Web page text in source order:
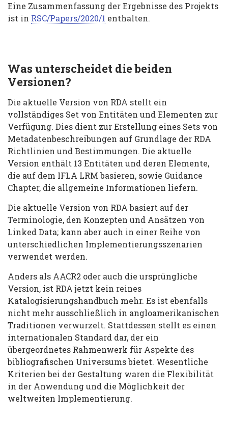
Eine Zusammenfassung der Ergebnisse des Projekts
ist in RSC/Papers/2020/1 enthalten.
Was unterscheidet die beiden
Versionen?
Die aktuelle Version von RDA stellt ein
vollständiges Set von Entitäten und Elementen zur
Verfügung. Dies dient zur Erstellung eines Sets von
Metadatenbeschreibungen auf Grundlage der RDA
Richtlinien und Bestimmungen. Die aktuelle
Version enthält 13 Entitäten und deren Elemente,
die auf dem IFLA LRM basieren, sowie Guidance
Chapter, die allgemeine Informationen liefern.
Die aktuelle Version von RDA basiert auf der
Terminologie, den Konzepten und Ansätzen von
Linked Data; kann aber auch in einer Reihe von
unterschiedlichen Implementierungsszenarien
verwendet werden.
Anders als AACR2 oder auch die ursprüngliche
Version, ist RDA jetzt kein reines
Katalogisierungshandbuch mehr. Es ist ebenfalls
nicht mehr ausschließlich in angloamerikanischen
Traditionen verwurzelt. Stattdessen stellt es einen
internationalen Standard dar, der ein
übergeordnetes Rahmenwerk für Aspekte des
bibliografischen Universums bietet. Wesentliche
Kriterien bei der Gestaltung waren die Flexibilität
in der Anwendung und die Möglichkeit der
weltweiten Implementierung.